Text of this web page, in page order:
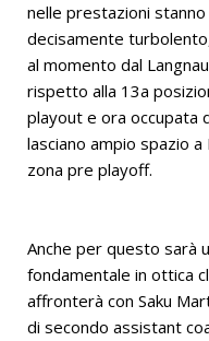
nelle prestazioni
decisamente
al momento dal
rispetto alla 13a
playout e ora occupata
lasciano ampio spazio
zona pre playoff.
Anche per questo sarà
fondamentale in ottica
affronterà con Saku
di secondo assistant